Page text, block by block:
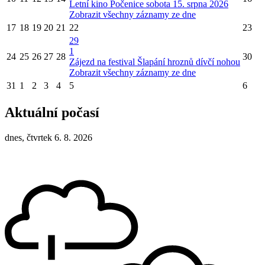
Letní kino Počenice sobota 15. srpna 2026
Zobrazit všechny záznamy ze dne
17 18 19 20 21 22 23
24 25 26 27 28
29
1
Zájezd na festival Šlapání hroznů dívčí nohou
Zobrazit všechny záznamy ze dne
30
31 1 2 3 4 5 6
Aktuální počasí
dnes, čtvrtek 6. 8. 2026